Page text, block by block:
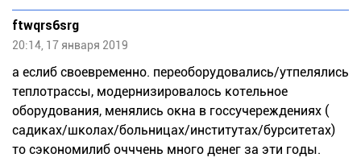
ftwqrs6srg
20:14, 17 января 2019
а еслиб своевременно. переоборудовались/утпелялись
теплотрассы, модернизировалось котельное
оборудования, менялись окна в госсучереждениях (
садиках/школах/больницах/институтах/бурситетах)
то сэкономилиб очччень много денег за эти годы.